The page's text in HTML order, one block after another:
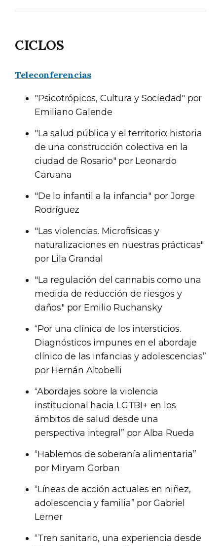
CICLOS
Teleconferencias
"Psicotrópicos, Cultura y Sociedad" por
Emiliano Galende
"La salud pública y el territorio: historia
de una construcción colectiva en la
ciudad de Rosario" por Leonardo
Caruana
"De lo infantil a la infancia" por Jorge
Rodríguez
"Las violencias. Microfísicas y
naturalizaciones en nuestras prácticas"
por Lila Grandal
"La regulación del cannabis como una
medida de reducción de riesgos y
daños" por Emilio Ruchansky
“Por una clínica de los intersticios.
Diagnósticos impunes en el abordaje
clínico de las infancias y adolescencias”
por Hernán Altobelli
“Abordajes sobre la violencia
institucional hacia LGTBI+ en los
ámbitos de salud desde una
perspectiva integral” por Alba Rueda
“Hablemos de soberanía alimentaria”
por Miryam Gorban
“Líneas de acción actuales en niñez,
adolescencia y familia” por Gabriel
Lerner
“Tren sanitario, una experiencia desde